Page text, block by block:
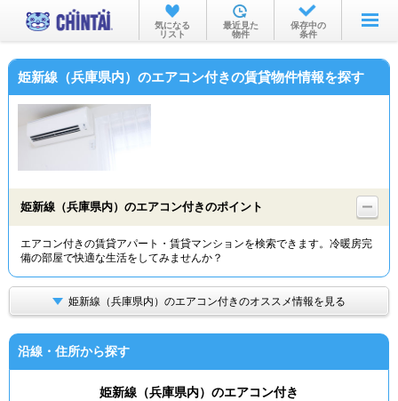
お部屋を探す
沿線・駅から
物件特集から
TOP
気になる
リスト
最近見た
物件
保存中の
条件
姫新線（兵庫県内）のエアコン付きの賃貸物件情報を探す
姫新線（兵庫県内）のエアコン付きのポイント
エアコン付きの賃貸アパート・賃貸マンションを検索できます。冷暖房完
備の部屋で快適な生活をしてみませんか？
姫新線（兵庫県内）のエアコン付きのオススメ情報を見る
沿線・住所から探す
姫新線（兵庫県内）のエアコン付き